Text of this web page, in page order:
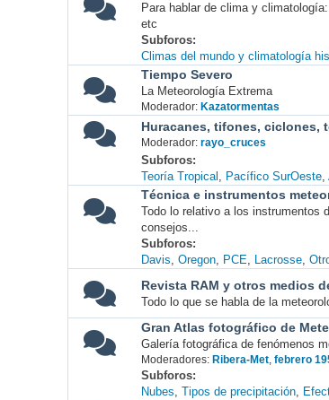
Para hablar de clima y
etc
Subforos
Climas del mundo y climatología
Tiempo Severo
La Meteorología Extrema
Moderador: Kazatormentas
Huracanes, tifones, ciclones,
Moderador: rayo_cruces
Subforos
Teoría Tropical
Pacífico SurOeste
Técnica e instrumentos
Todo lo relativo a los instrumentos
consejos...
Subforos
Davis Oregon PCE Lacrosse
Revista RAM y otros medios
Todo lo que se habla de la
Gran Atlas fotográfico de
Galería fotográfica de fenómenos
Moderadores: Ribera-Met, febrero
Subforos
Nubes Tipos de precipitación